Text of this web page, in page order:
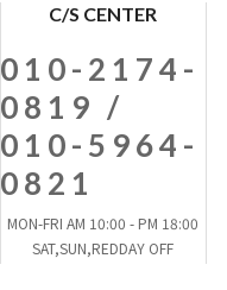
C/S CENTER
010-2174-
0819 /
010-5964-
0821
MON-FRI AM 10:00 - PM 18:00
SAT,SUN,REDDAY OFF